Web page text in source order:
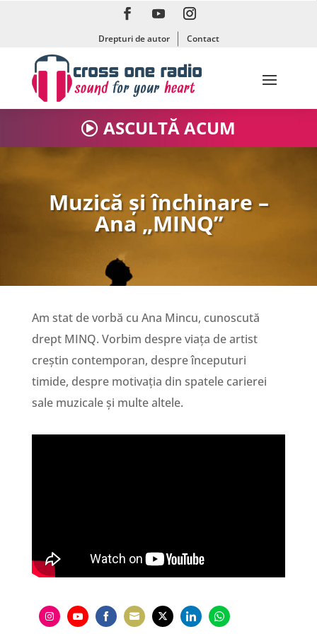
Drepturi de autor Contact
ASCULTĂ ACUM
Muzică și închinare –
Ana „MINQ”
Am stat de vorbă cu Ana Mincu, cunoscută
drept MINQ. Vorbim despre viața de artist
creștin contemporan, despre începuturi
timide, despre motivația din spatele carierei
sale muzicale și multe altele.